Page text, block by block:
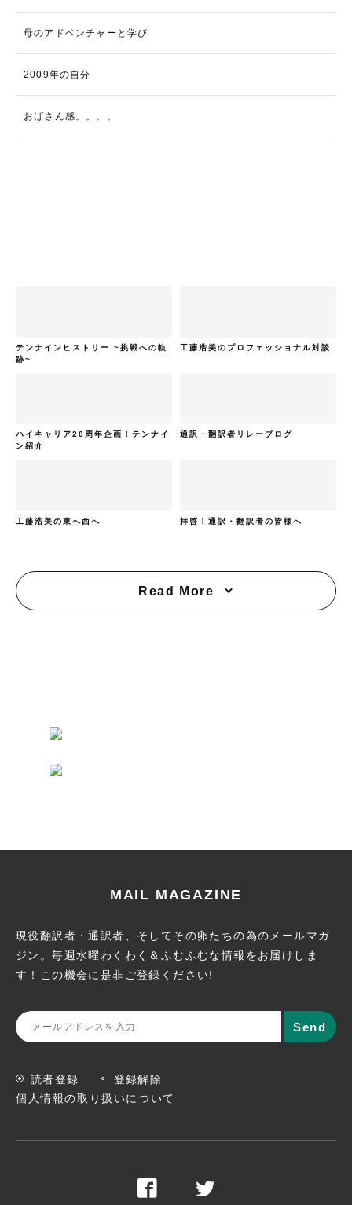
母のアドベンチャーと学び
2009年の自分
おばさん感。。。。
テンナインヒストリー ~挑戦への軌
跡~
工藤浩美のプロフェッショナル対談
ハイキャリア20周年企画！テンナイ
ン紹介
通訳・翻訳者リレーブログ
工藤浩美の東へ西へ 拝啓！通訳・翻訳者の皆様へ
Read More
MAIL MAGAZINE
現役翻訳者・通訳者、そしてその卵たちの為のメールマガ
ジン。毎週水曜わくわく＆ふむふむな情報をお届けしま
す！この機会に 是非ご登録ください!
読者登録
登録解除
個人情報の取り扱いについて